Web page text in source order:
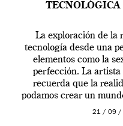
La exploración de la
tecnología desde una
elementos como la
perfección. La
recuerda que la
podamos crear un
que los
21 / 09